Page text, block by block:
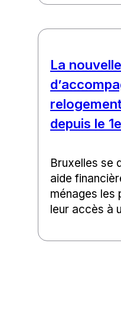
La
depuis le
Bruxelles se
aide
ménages les
leur accès à